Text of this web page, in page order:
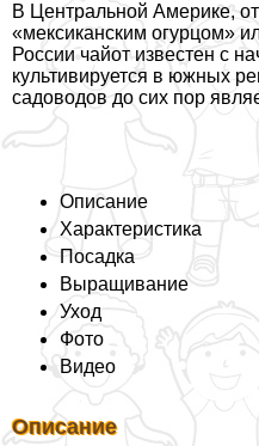
В Центральной Америке,
«мексиканским огурцом»
России чайот известен с
культивируется в южных
садоводов до сих пор
Описание
Хаpaктеристика
Посадка
Выращивание
Уход
Фото
Видео
Описание